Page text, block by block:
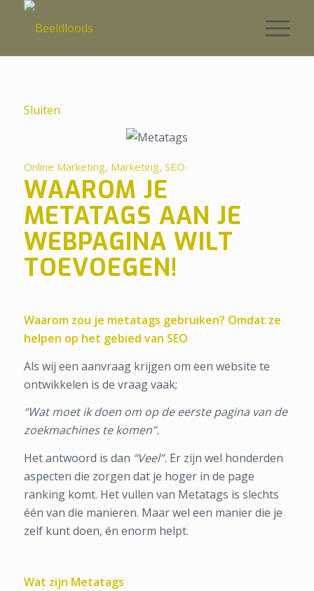
Sluiten
Online Marketing, Marketing, SEO
WAAROM JE
METATAGS AAN JE
WEBPAGINA WILT
TOEVOEGEN!
Waarom zou je metatags gebruiken? Omdat ze
helpen op het gebied van SEO
Als wij een aanvraag krijgen om een website te
ontwikkelen is de vraag vaak;
“Wat moet ik doen om op de eerste pagina van de
zoekmachines te komen”.
Het antwoord is dan “Veel”.Er zijn wel honderden
aspecten die zorgen dat je hoger in de page
ranking komt. Het vullen van Metatags is slechts
één van die manieren. Maar wel een manier die je
zelf kunt doen, én enorm helpt.
Wat zijn Metatags